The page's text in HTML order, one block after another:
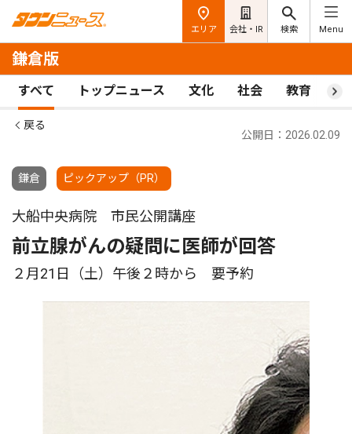
エリア 会社・IR 検索 Menu
鎌倉版
すべて トップニュース 文化 社会 教育 ス
戻る
鎌倉 ピックアップ（PR）
公開日：2026.02.09
大船中央病院 市民公開講座
前立腺がんの疑問に医師が回答
２月21日（土）午後２時から 要予約